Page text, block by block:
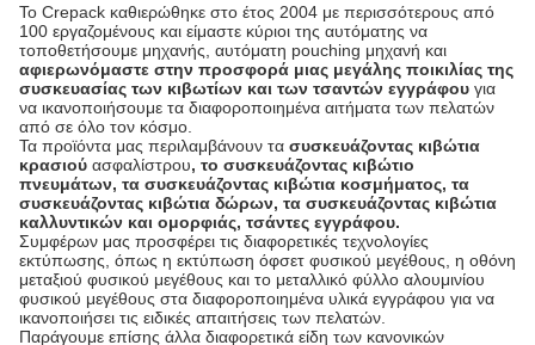
Το Crepack καθιερώθηκε στο έτος 2004 με περισσότερους από
100 εργαζομένους και είμαστε κύριοι της αυτόματης να
τοποθετήσουμε μηχανής, αυτόματη pouching μηχανή και
αφιερωνόμαστε στην προσφορά μιας μεγάλης ποικιλίας της
συσκευασίας των κιβωτίων και των τσαντών εγγράφου για
να ικανοποιήσουμε τα διαφοροποιημένα αιτήματα των πελατών
από σε όλο τον κόσμο.
Τα προϊόντα μας περιλαμβάνουν τα συσκευάζοντας κιβώτια
κρασιού ασφαλίστρου, το συσκευάζοντας κιβώτιο
πνευμάτων, τα συσκευάζοντας κιβώτια κοσμήματος, τα
συσκευάζοντας κιβώτια δώρων, τα συσκευάζοντας κιβώτια
καλλυντικών και ομορφιάς, τσάντες εγγράφου.
Συμφέρων μας προσφέρει τις διαφορετικές τεχνολογίες
εκτύπωσης, όπως η εκτύπωση όφσετ φυσικού μεγέθους, η οθόνη
μεταξιού φυσικού μεγέθους και το μεταλλικό φύλλο αλουμινίου
φυσικού μεγέθους στα διαφοροποιημένα υλικά εγγράφου για να
ικανοποιήσει τις ειδικές απαιτήσεις των πελατών.
Παράγουμε επίσης άλλα διαφορετικά είδη των κανονικών